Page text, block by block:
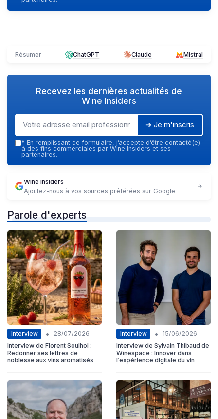
Résumer ChatGPT Claude Mistral
Recevez les dernières actualités de
Wine Insiders
➔ Je m'inscris
* En remplissant ce formulaire, j’accepte d’être contacté(e)
à des fins commerciales par Wine Insiders et ses
partenaires.
Wine Insiders
Ajoutez-nous à vos sources préférées sur Google
Parole d'experts
Interview •
28/07/2026
Interview de Florent Soulhol :
Redonner ses lettres de
noblesse aux vins aromatisés
Interview •
15/06/2026
Interview de Sylvain Thibaud de
Winespace : Innover dans
l’expérience digitale du vin